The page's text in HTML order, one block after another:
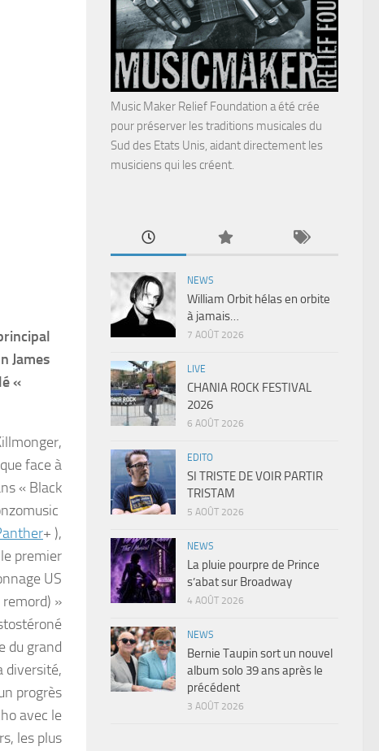
James
«
face à
« Black
+ ),
premier
US
»
du grand
diversité,
progrès
avec le
les plus
Music Maker Relief Foundation a été crée
pour préserver les traditions musicales du
Sud des Etats Unis, aidant directement les
musiciens qui les créent.
NEWS
William Orbit hélas en orbite
à jamais…
7 AOÛT 2026
LIVE
CHANIA ROCK FESTIVAL
2026
6 AOÛT 2026
EDITO
SI TRISTE DE VOIR PARTIR
TRISTAM
5 AOÛT 2026
NEWS
La pluie pourpre de Prince
s’abat sur Broadway
4 AOÛT 2026
NEWS
Bernie Taupin sort un nouvel
album solo 39 ans après le
précédent
3 AOÛT 2026